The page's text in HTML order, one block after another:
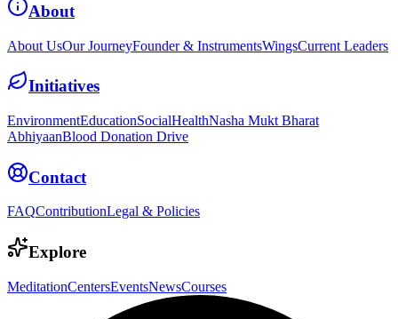
About
About UsOur JourneyFounder & InstrumentsWingsCurrent Leaders
Initiatives
EnvironmentEducationSocialHealthNasha Mukt Bharat
AbhiyaanBlood Donation Drive
Contact
FAQContributionLegal & Policies
Explore
MeditationCentersEventsNewsCourses